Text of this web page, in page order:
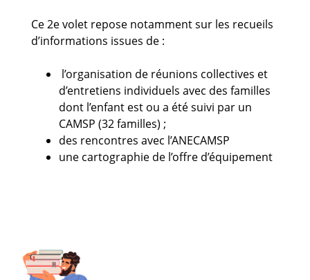
Ce 2e volet repose notamment sur les recueils
d’informations issues de :
l’organisation de réunions collectives et
d’entretiens individuels avec des familles
dont l’enfant est ou a été suivi par un
CAMSP (32 familles) ;
des rencontres avec l’ANECAMSP
une cartographie de l’offre d’équipement